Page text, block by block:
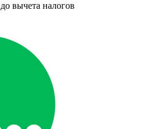
до вычета налогов